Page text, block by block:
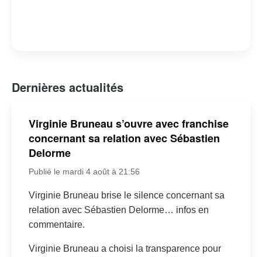
Dernières actualités
Virginie Bruneau s’ouvre avec franchise
concernant sa relation avec Sébastien
Delorme
Publié le mardi 4 août à 21:56
Virginie Bruneau brise le silence concernant sa
relation avec Sébastien Delorme… infos en
commentaire.
Virginie Bruneau a choisi la transparence pour